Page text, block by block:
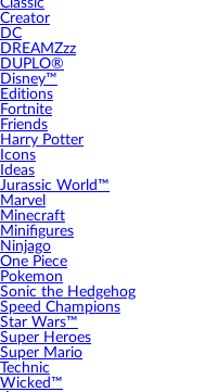
Classic
Creator
DC
DREAMZzz
DUPLO®
Disney™
Editions
Fortnite
Friends
Harry Potter
Icons
Ideas
Jurassic World™
Marvel
Minecraft
Minifigures
Ninjago
One Piece
Pokemon
Sonic the Hedgehog
Speed Champions
Star Wars™
Super Heroes
Super Mario
Technic
Wicked™